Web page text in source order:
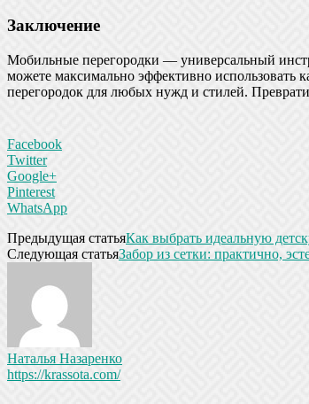
Заключение
Мобильные перегородки — универсальный
можете максимально эффективно
перегородок для любых нужд и стилей.
Facebook
Twitter
Google+
Pinterest
WhatsApp
Предыдущая статьяКак выбрать идеальную
Следующая статьяЗабор из сетки: практично,
Наталья Назаренко
https://krassota.com/